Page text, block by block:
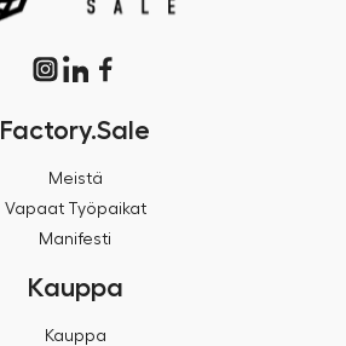
Factory.Sale
Meistä
Vapaat Työpaikat
Manifesti
Kauppa
Kauppa